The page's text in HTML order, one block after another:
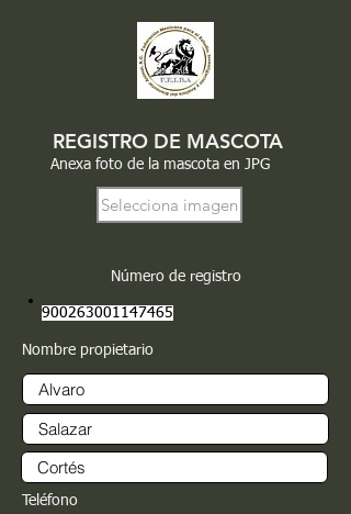
REGISTRO DE MASCOTA
Anexa foto de la mascota en JPG
Selecciona imagen
Número de registro
900263001147465
Nombre propietario
Teléfono